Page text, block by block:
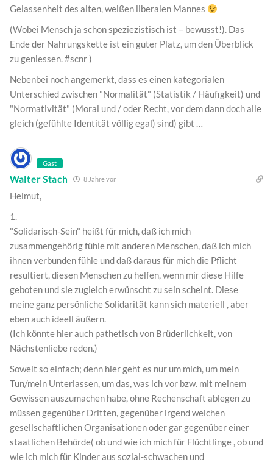
Gelassenheit des alten, weißen liberalen Mannes
(Wobei Mensch ja schon speziezistisch ist – bewusst!). Das
Ende der Nahrungskette ist ein guter Platz, um den Überblick
zu geniessen. #scnr )
Nebenbei noch angemerkt, dass es einen kategorialen
Unterschied zwischen "Normalität" (Statistik / Häufigkeit) und
"Normativität" (Moral und / oder Recht, vor dem dann doch alle
gleich (gefühlte Identität völlig egal) sind) gibt …
Gast
Walter Stach 8 Jahre vor
Helmut,
1.
"Solidarisch-Sein" heißt für mich, daß ich mich
zusammengehörig fühle mit anderen Menschen, daß ich mich
ihnen verbunden fühle und daß daraus für mich die Pflicht
resultiert, diesen Menschen zu helfen, wenn mir diese Hilfe
geboten und sie zugleich erwünscht zu sein scheint. Diese
meine ganz persönliche Solidarität kann sich materiell , aber
eben auch ideell äußern.
(Ich könnte hier auch pathetisch von Brüderlichkeit, von
Nächstenliebe reden.)
Soweit so einfach; denn hier geht es nur um mich, um mein
Tun/mein Unterlassen, um das, was ich vor bzw. mit meinem
Gewissen auszumachen habe, ohne Rechenschaft ablegen zu
müssen gegenüber Dritten, gegenüber irgend welchen
gesellschaftlichen Organisationen oder gar gegenüber einer
staatlichen Behörde( ob und wie ich mich für Flüchtlinge , ob und
wie ich mich für Kinder aus sozial-schwachen und